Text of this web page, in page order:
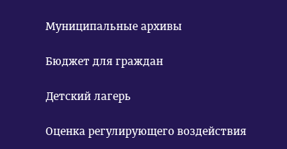
Муниципальные архивы
Бюджет для граждан
Детский лагерь
Оценка регулирующего воздействия